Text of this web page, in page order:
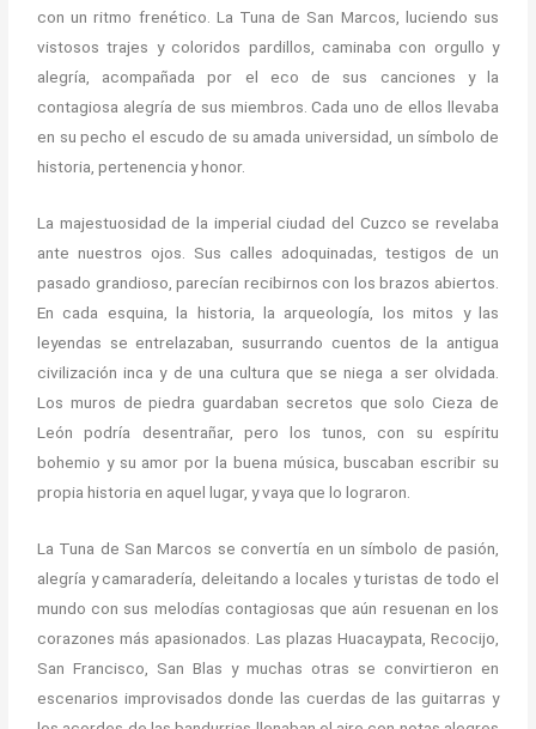
con un ritmo frenético. La Tuna de San Marcos, luciendo sus
vistosos trajes y coloridos pardillos, caminaba con orgullo y
alegría, acompañada por el eco de sus canciones y la
contagiosa alegría de sus miembros. Cada uno de ellos llevaba
en su pecho el escudo de su amada universidad, un símbolo de
historia, pertenencia y honor.
La majestuosidad de la imperial ciudad del Cuzco se revelaba
ante nuestros ojos. Sus calles adoquinadas, testigos de un
pasado grandioso, parecían recibirnos con los brazos abiertos.
En cada esquina, la historia, la arqueología, los mitos y las
leyendas se entrelazaban, susurrando cuentos de la antigua
civilización inca y de una cultura que se niega a ser olvidada.
Los muros de piedra guardaban secretos que solo Cieza de
León podría desentrañar, pero los tunos, con su espíritu
bohemio y su amor por la buena música, buscaban escribir su
propia historia en aquel lugar, y vaya que lo lograron.
La Tuna de San Marcos se convertía en un símbolo de pasión,
alegría y camaradería, deleitando a locales y turistas de todo el
mundo con sus melodías contagiosas que aún resuenan en los
corazones más apasionados. Las plazas Huacaypata, Recocijo,
San Francisco, San Blas y muchas otras se convirtieron en
escenarios improvisados donde las cuerdas de las guitarras y